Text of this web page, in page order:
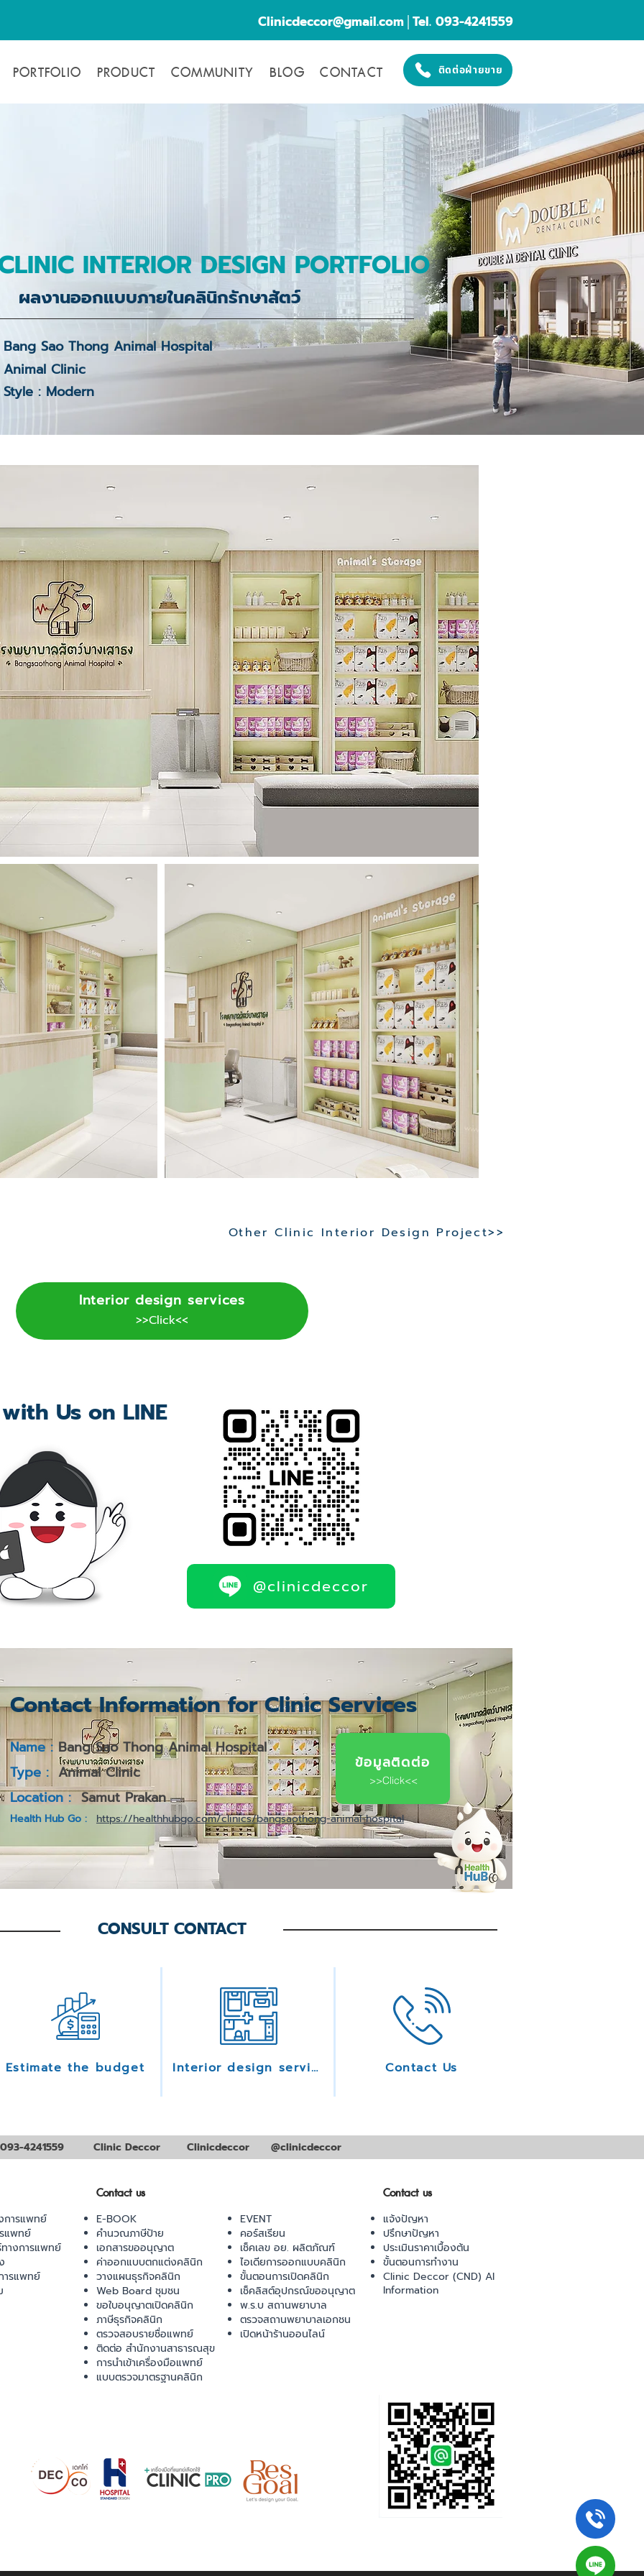
Clinicdeccor@gmail.com│Tel. 093-4241559
PORTFOLIO PRODUCT COMMUNITY BLOG CONTACT ติดต่อฝ่ายขาย
INTERIOR DESIGN PORTFOLIO
ผลงานออกแบบภายในคลินิกรักษาสัตว์
Bang Sao Thong Animal Hospital
Animal Clinic
Style : Modern
Other Clinic Interior Design Project>>
Interior design services
>>Click<<
@clinicdeccor
Us on LINE
Contact Information for Clinic Services
Name : Bang Sao Thong Animal Hospital
Type : Animal Clinic
Location : Samut Prakan
ข้อมูลติดต่อ
>>Click<<
Health Hub Go : https://healthhubgo.com/clinics/bangsaothong-animal-hospital
CONSULT CONTACT
Estimate the budget Interior design services Contact Us
093-4241559 Clinic Deccor Clinicdeccor @clinicdeccor
ารแพทย์
แพทย์
ทางการแพทย์
ารแพทย์
Contact us
E-BOOK
คำนวณภาษีป้าย
เอกสารขออนุญาต
ค่าออกแบบตกแต่งคลินิก
วางแผนธุรกิจคลินิก
Web Board ชุมชน
ขอใบอนุญาตเปิดคลินิก
ภาษีธุรกิจคลินิก
ตรวจสอบรายชื่อแพทย์
ติดต่อ สำนักงานสาธารณสุข
การนำเข้าเครื่องมือแพทย์
แบบตรวจมาตรฐานคลินิก
Contact us
EVENT
คอร์สเรียน
เช็คเลข อย. ผลิตภัณฑ์
ไอเดียการออกแบบคลินิก
ขั้นตอนการเปิดคลินิก
เช็คลิสต์อุปกรณ์ขออนุญาต
พ.ร.บ สถานพยาบาล
ตรวจสถานพยาบาลเอกชน
เปิดหน้าร้านออนไลน์
แจ้งปัญหา
ปรึกษาปัญหา
ประเมินราคาเบื้องต้น
ขั้นตอนการทำงาน
Clinic Deccor (CND) AI
Information